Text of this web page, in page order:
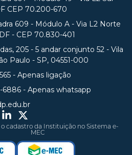
CEP 70.200-670
609 - Módulo A - Via L2 Norte
- CEP 70.830-401
205 - 5 andar conjunto 52 - Vila
Paulo - SP, 04551-000
- Apenas ligação
6886 - Apenas whatsapp
cadastro da Instituição no Sistema e-
MEC